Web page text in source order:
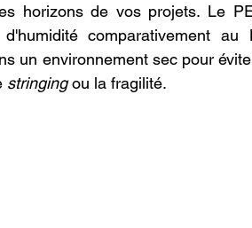
horizons de vos projets. Le
comparativement
un environnement sec pour
stringing ou la fragilité.